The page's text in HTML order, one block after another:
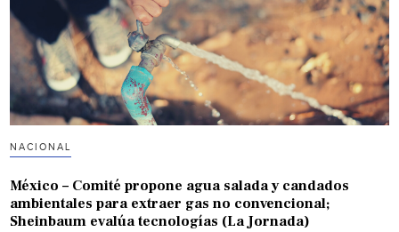
NACIONAL
México – Comité propone agua salada y candados
ambientales para extraer gas no convencional;
Sheinbaum evalúa tecnologías (La Jornada)